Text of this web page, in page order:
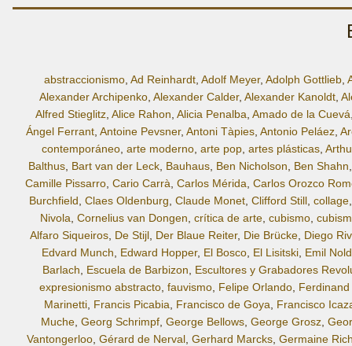
abstraccionismo, Ad Reinhardt, Adolf Meyer, Adolph Gottlieb,
Alexander Archipenko, Alexander Calder, Alexander Kanoldt,
Alfred Stieglitz, Alice Rahon, Alicia Penalba, Amado de la Cuevá
Ángel Ferrant, Antoine Pevsner, Antoni Tàpies, Antonio Peláez,
contemporáneo, arte moderno, arte pop, artes plásticas,
Balthus, Bart van der Leck, Bauhaus, Ben Nicholson, Ben Shahn
Camille Pissarro, Cario Carrà, Carlos Mérida, Carlos Orozco
Burchfield, Claes Oldenburg, Claude Monet, Clifford Still, collage
Nivola, Cornelius van Dongen, crítica de arte, cubismo,
Alfaro Siqueiros, De Stijl, Der Blaue Reiter, Die Brücke, Diego
Edvard Munch, Edward Hopper, El Bosco, El Lisitski, Emil
Barlach, Escuela de Barbizon, Escultores y Grabadores
expresionismo abstracto, fauvismo, Felipe Orlando,
Marinetti, Francis Picabia, Francisco de Goya, Francisco
Muche, Georg Schrimpf, George Bellows, George Grosz,
Vantongerloo, Gérard de Nerval, Gerhard Marcks, Germaine